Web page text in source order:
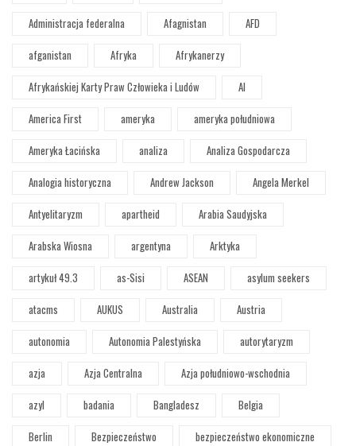
Administracja federalna
Afagnistan
AFD
afganistan
Afryka
Afrykanerzy
Afrykańskiej Karty Praw Człowieka i Ludów
AI
America First
ameryka
ameryka południowa
Ameryka Łacińska
analiza
Analiza Gospodarcza
Analogia historyczna
Andrew Jackson
Angela Merkel
Antyelitaryzm
apartheid
Arabia Saudyjska
Arabska Wiosna
argentyna
Arktyka
artykuł 49.3
as-Sisi ASEAN
asylum seekers
atacms
AUKUS Australia
Austria
autonomia
Autonomia Palestyńska
autorytaryzm
azja
Azja Centralna
Azja południowo-wschodnia
azyl
badania Bangladesz
Belgia
Berlin
Bezpieczeństwo
bezpieczeństwo ekonomiczne